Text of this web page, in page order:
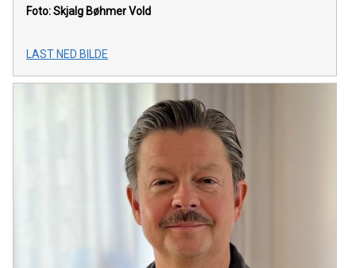
Foto: Skjalg Bøhmer Vold
LAST NED BILDE